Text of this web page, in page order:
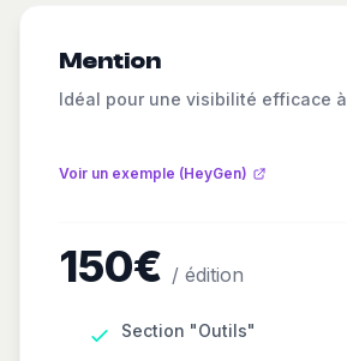
Mention
Idéal pour une visibilité efficace
Voir un exemple (HeyGen)
150€ / édition
Section "Outils"